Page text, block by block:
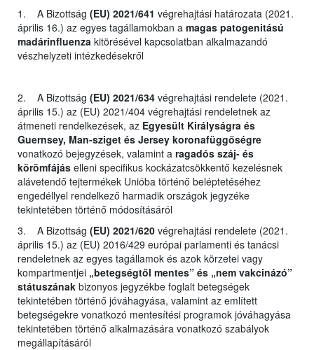
1. A Bizottság (EU) 2021/641 végrehajtási határozata (2021.
április 16.) az egyes tagállamokban a magas patogenitású
madárinfluenza kitörésével kapcsolatban alkalmazandó
vészhelyzeti intézkedésekről
2. A Bizottság (EU) 2021/634 végrehajtási rendelete (2021.
április 15.) az (EU) 2021/404 végrehajtási rendeletnek az
átmeneti rendelkezések, az Egyesült Királyságra és
Guernsey, Man-sziget és Jersey koronafüggőségre
vonatkozó bejegyzések, valamint a ragadós száj- és
körömfájás elleni specifikus kockázatcsökkentő kezelésnek
alávetendő tejtermékek Unióba történő beléptetéséhez
engedéllyel rendelkező harmadik országok jegyzéke
tekintetében történő módosításáról
3. A Bizottság (EU) 2021/620 végrehajtási rendelete (2021.
április 15.) az (EU) 2016/429 európai parlamenti és tanácsi
rendeletnek az egyes tagállamok és azok körzetei vagy
kompartmentjei „betegségtől mentes” és „nem vakcinázó”
státuszának bizonyos jegyzékbe foglalt betegségek
tekintetében történő jóváhagyása, valamint az említett
betegségekre vonatkozó mentesítési programok jóváhagyása
tekintetében történő alkalmazására vonatkozó szabályok
megállapításáról